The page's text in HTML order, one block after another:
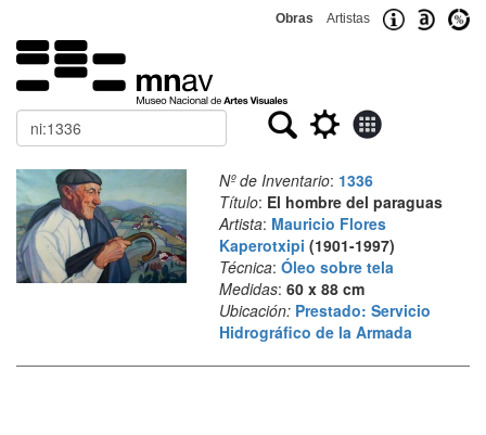
Obras Artistas
Buscar
Nº de Inventario: 1336
Título: El hombre del paraguas
Artista: Mauricio Flores
Kaperotxipi (1901-1997)
Técnica: Óleo sobre tela
Medidas: 60 x 88 cm
Ubicación: Prestado: Servicio
Hidrográfico de la Armada